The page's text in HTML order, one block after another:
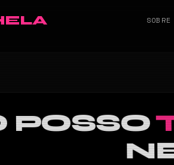
SOBRE
POSSO